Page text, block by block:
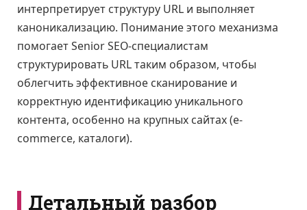
интерпретирует структуру URL и выполняет
каноникализацию. Понимание этого механизма
помогает Senior SEO-специалистам
структурировать URL таким образом, чтобы
облегчить эффективное сканирование и
корректную идентификацию уникального
контента, особенно на крупных сайтах (e-
commerce, каталоги).
Детальный разбор